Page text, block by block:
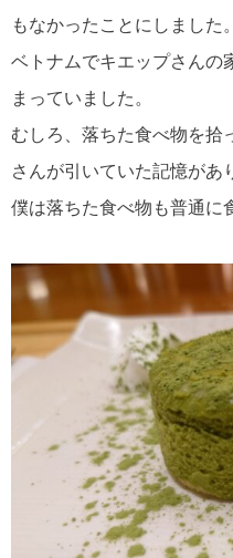
もなかったことにしました。
ベトナムでキエップさんの
まっていました。
むしろ、落ちた食べ物を拾
さんが引いていた記憶があ
僕は落ちた食べ物も普通に